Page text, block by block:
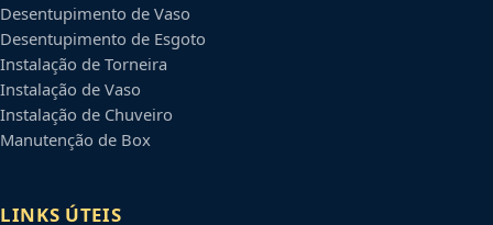
Desentupimento de Vaso
Desentupimento de Esgoto
Instalação de Torneira
Instalação de Vaso
Instalação de Chuveiro
Manutenção de Box
LINKS ÚTEIS